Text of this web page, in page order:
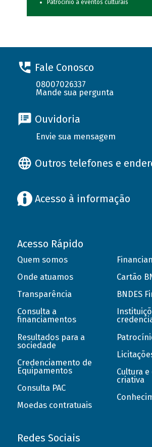
Patrocínio a eventos culturais
Fale Conosco
08007026337
Mande sua pergunta
Ouvidoria
Envie sua mensagem
Outros telefones e
Acesso à informação
Acesso Rápido
Quem somos
Onde atuamos
Transparência
Consulta a
financiamentos
Resultados para a
sociedade
Credenciamento de
Equipamentos
Consulta PAC
Moedas contratuais
Cartão
BNDES
Cultura
criativa
Redes Sociais